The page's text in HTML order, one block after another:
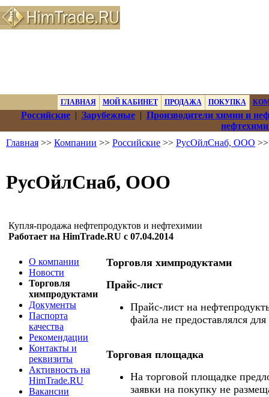
ГЛАВНАЯ МОЙ КАБИНЕТ ПРОДАЖА ПОКУПКА
Российские| Зарубежные| Производители химии и
Главная >> Компании >> Российские >> РусОйлСнаб, ООО
РусОйлСнаб, ООО
Купля-продажа нефтепродуктов и нефтехимии
Работает на HimTrade.RU с 07.04.2014
О компании
Новости
Торговля
химпродуктами
Документы
Паспорта
качества
Рекомендации
Контакты и
реквизиты
Активность на
HimTrade.RU
Вакансии
Торговля химпродуктами
Прайс-лист
Прайс-лист на
файла не предоставлялся
Торговая площадка
На торговой площадке
заявки на покупку не